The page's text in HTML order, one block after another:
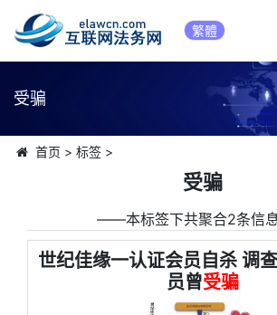
繁體
受骗
首页 > 标签>
受骗
――本标签下共聚合2条
世纪佳缘一认证会员自杀 调
员曾受骗